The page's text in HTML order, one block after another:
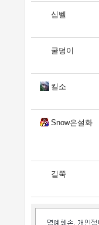
십벨
굴덩이
킬소
Snow은설화
길쭉